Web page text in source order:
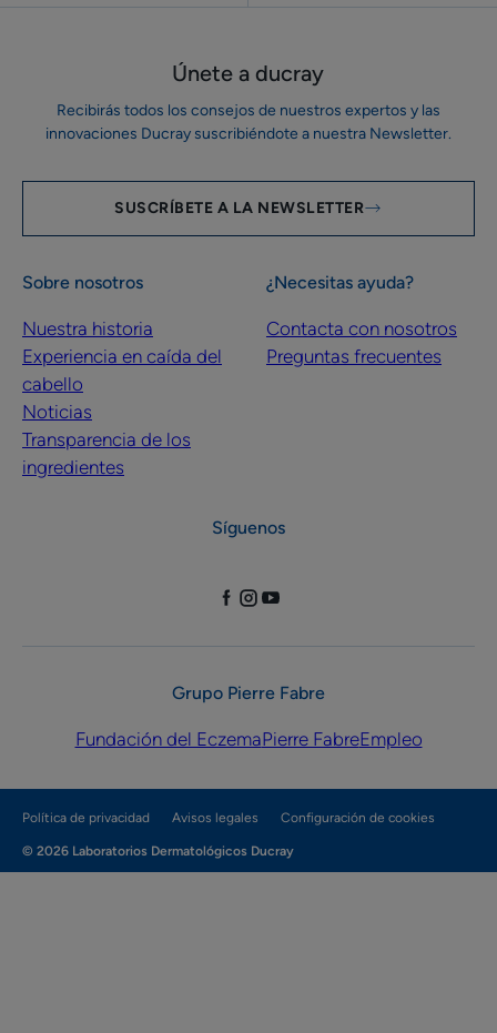
Únete a ducray
Recibirás todos los consejos de nuestros expertos y las
innovaciones Ducray suscribiéndote a nuestra Newsletter.
SUSCRÍBETE A LA NEWSLETTER
Sobre nosotros
Nuestra historia
Experiencia en caída del
cabello
Noticias
Transparencia de los
ingredientes
¿Necesitas ayuda?
Contacta con nosotros
Preguntas frecuentes
Síguenos
Grupo Pierre Fabre
Fundación del EczemaPierre FabreEmpleo
Política de privacidad Avisos legales Configuración de cookies
© 2026 Laboratorios Dermatológicos Ducray